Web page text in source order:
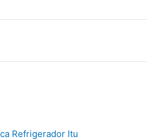
Refrigerador Itu